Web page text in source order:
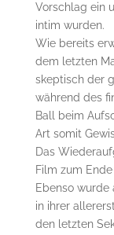
Vorschlag ein
intim wurden.
Wie bereits
dem letzten
skeptisch der
während des
Ball beim
Art somit
Das
Film zum
Ebenso wurde
in ihrer
den letzten